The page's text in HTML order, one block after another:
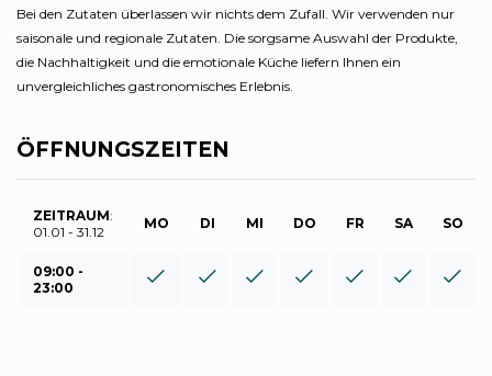
Bei den Zutaten überlassen wir nichts dem Zufall. Wir verwenden nur
saisonale und regionale Zutaten. Die sorgsame Auswahl der Produkte,
die Nachhaltigkeit und die emotionale Küche liefern Ihnen ein
unvergleichliches gastronomisches Erlebnis.
ÖFFNUNGSZEITEN
ZEITRAUM:
01.01 - 31.12
MO DI MI DO FR SA SO
09:00 -
23:00